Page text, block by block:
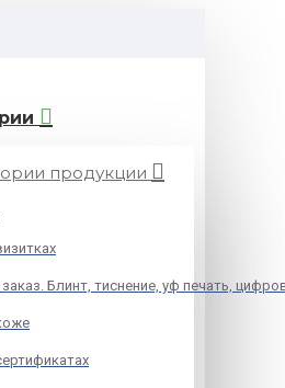
продукции
Блинт, тиснение, уф печать,